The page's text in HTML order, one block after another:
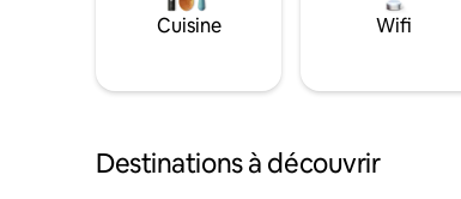
Cuisine Wifi
Destinations à découvrir